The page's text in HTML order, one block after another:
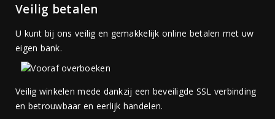
Veilig betalen
U kunt bij ons veilig en gemakkelijk online betalen met uw
eigen bank.
Veilig winkelen mede dankzij een beveiligde SSL verbinding
en betrouwbaar en eerlijk handelen.